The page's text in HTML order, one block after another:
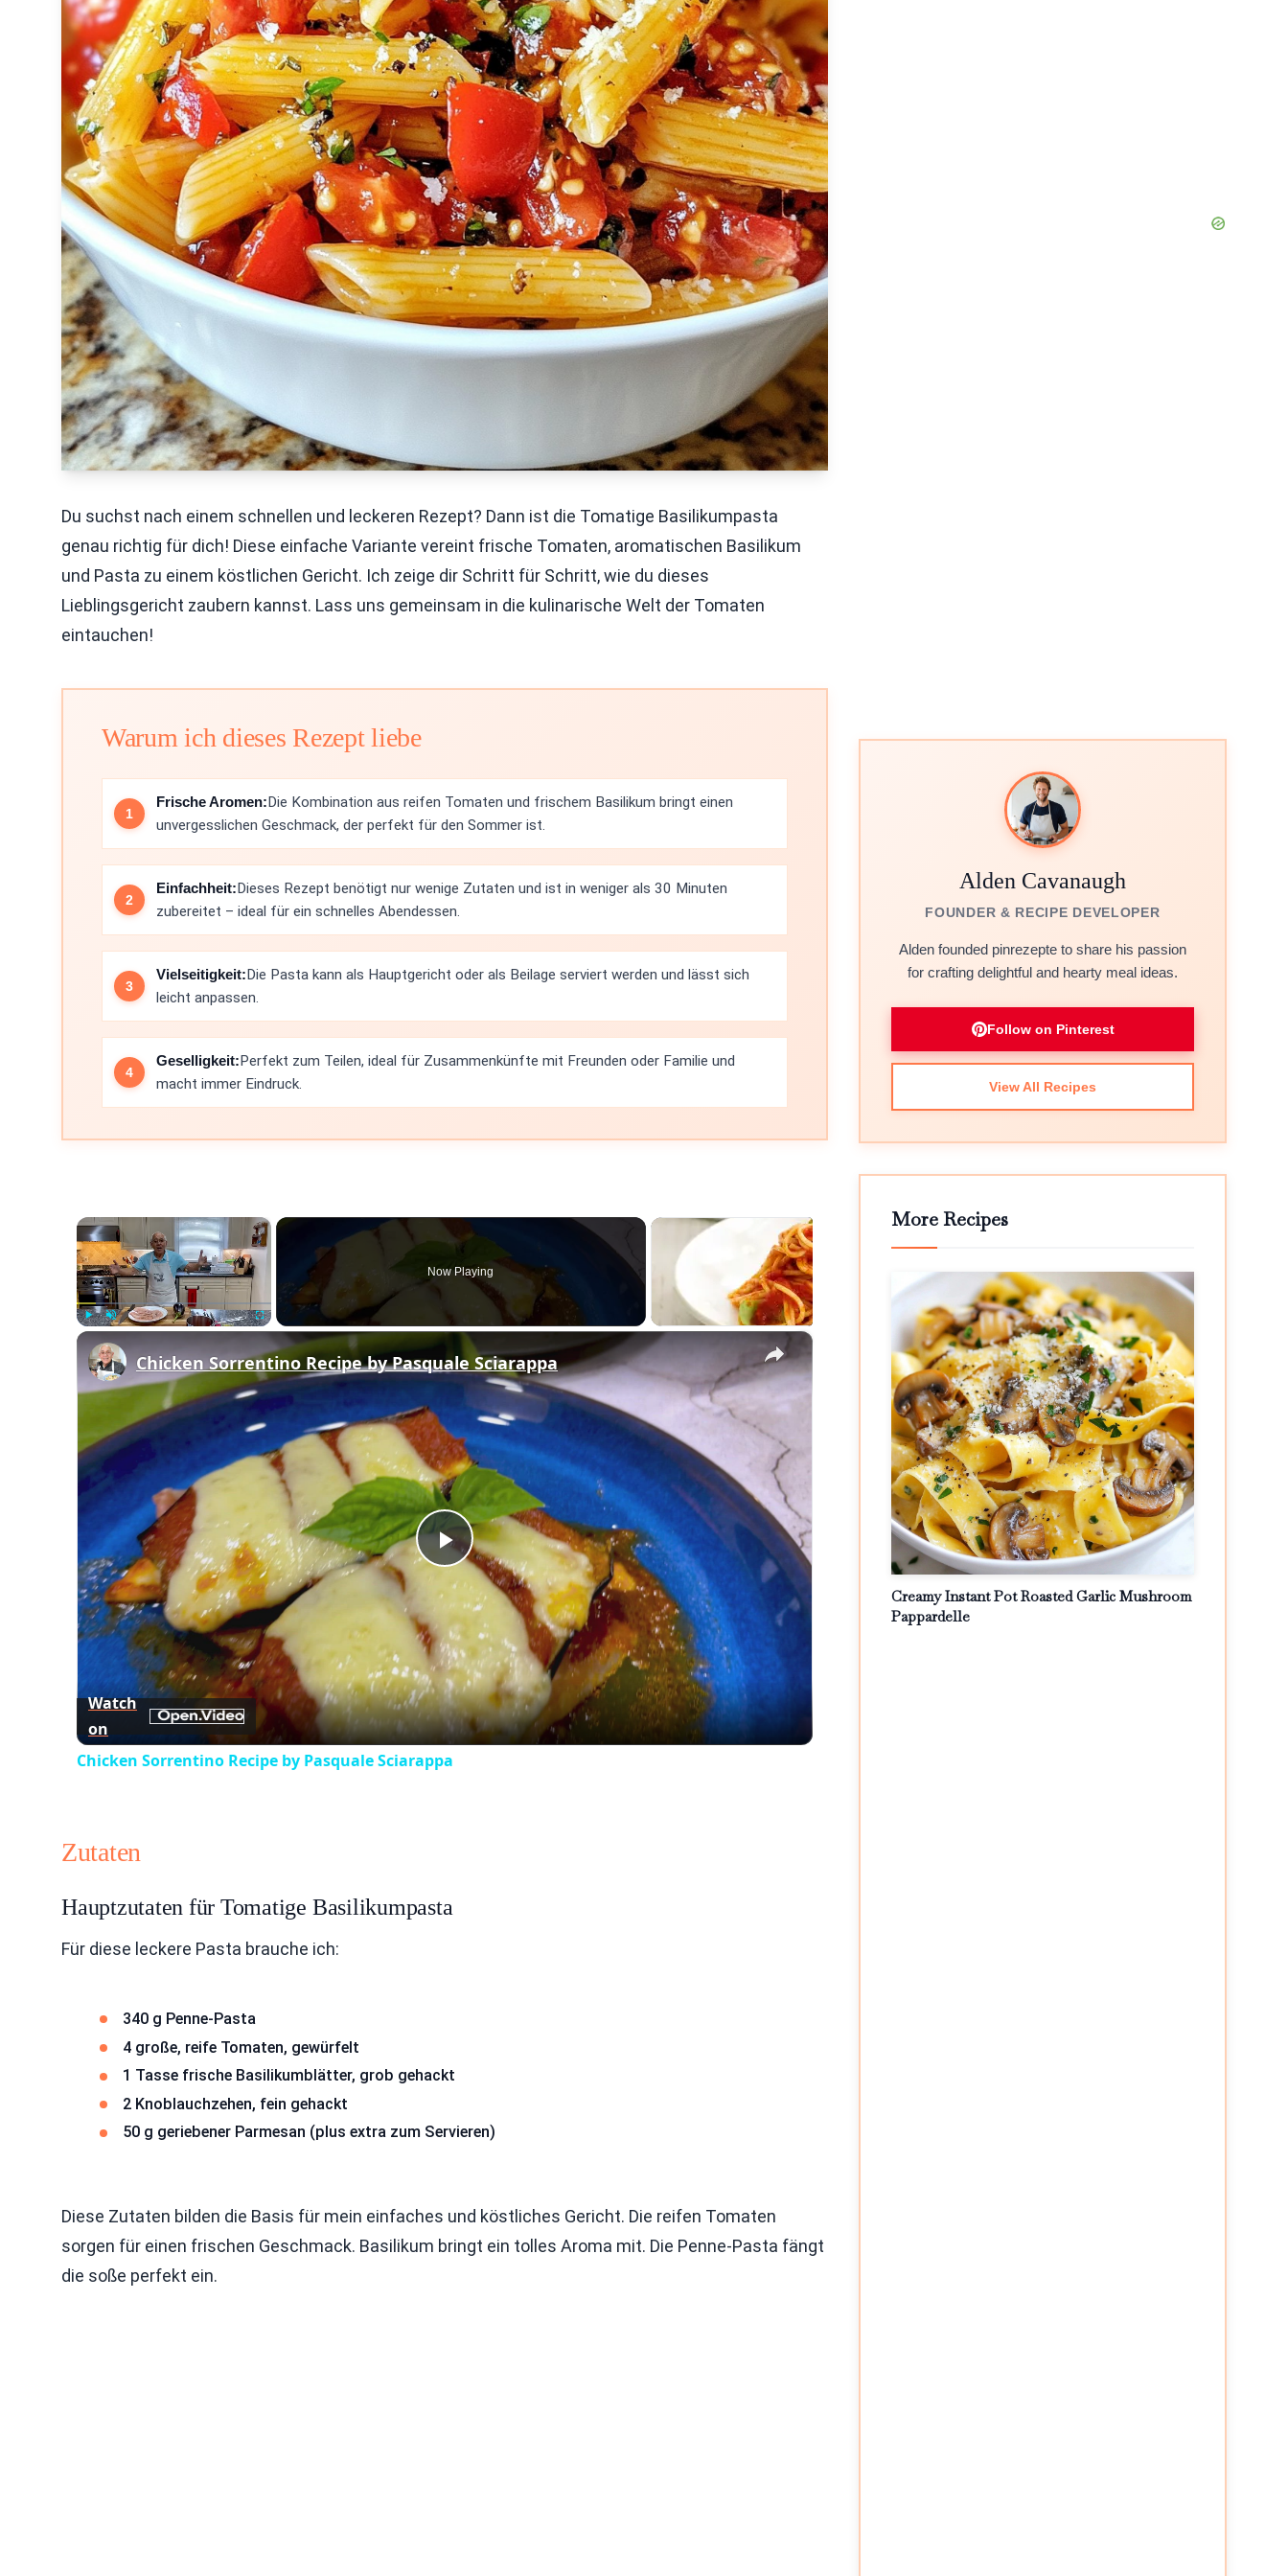
Du suchst nach einem schnellen und leckeren Rezept? Dann ist die Tomatige Basilikumpasta
genau richtig für dich! Diese einfache Variante vereint frische Tomaten, aromatischen Basilikum
und Pasta zu einem köstlichen Gericht. Ich zeige dir Schritt für Schritt, wie du dieses
Lieblingsgericht zaubern kannst. Lass uns gemeinsam in die kulinarische Welt der Tomaten
eintauchen!
Warum ich dieses Rezept liebe
Frische Aromen:Die Kombination aus reifen Tomaten und frischem Basilikum bringt einen
unvergesslichen Geschmack, der perfekt für den Sommer ist.
Einfachheit:Dieses Rezept benötigt nur wenige Zutaten und ist in weniger als 30 Minuten
zubereitet – ideal für ein schnelles Abendessen.
Vielseitigkeit:Die Pasta kann als Hauptgericht oder als Beilage serviert werden und lässt sich
leicht anpassen.
Geselligkeit:Perfekt zum Teilen, ideal für Zusammenkünfte mit Freunden oder Familie und
macht immer Eindruck.
×
Fullscreen
Now Playing
×
Play
Video
Chicken Sorrentino Recipe by Pasquale Sciarappa
Watch
on
Chicken Sorrentino Recipe by Pasquale Sciarappa
Zutaten
Hauptzutaten für Tomatige Basilikumpasta
Für diese leckere Pasta brauche ich:
340 g Penne-Pasta
4 große, reife Tomaten, gewürfelt
1 Tasse frische Basilikumblätter, grob gehackt
2 Knoblauchzehen, fein gehackt
50 g geriebener Parmesan (plus extra zum Servieren)
Diese Zutaten bilden die Basis für mein einfaches und köstliches Gericht. Die reifen Tomaten
sorgen für einen frischen Geschmack. Basilikum bringt ein tolles Aroma mit. Die Penne-Pasta fängt
die soße perfekt ein.
Alden Cavanaugh
FOUNDER & RECIPE DEVELOPER
Alden founded pinrezepte to share his passion
for crafting delightful and hearty meal ideas.
Follow on Pinterest
View All Recipes
More Recipes
Creamy Instant Pot Roasted Garlic Mushroom
Pappardelle